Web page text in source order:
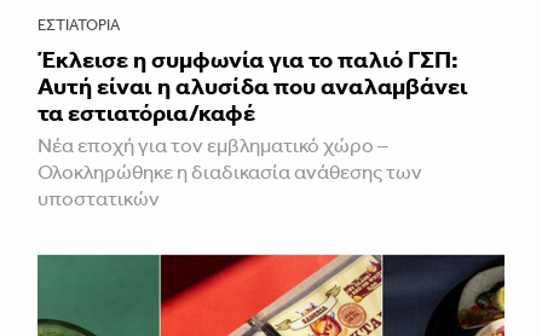
ΕΣΤΙΑΤΌΡΙΑ
Έκλεισε η συμφωνία για το παλιό ΓΣΠ:
Αυτή είναι η αλυσίδα που αναλαμβάνει
τα εστιατόρια/καφέ
Νέα εποχή για τον εμβληματικό χώρο –
Ολοκληρώθηκε η διαδικασία ανάθεσης των
υποστατικών